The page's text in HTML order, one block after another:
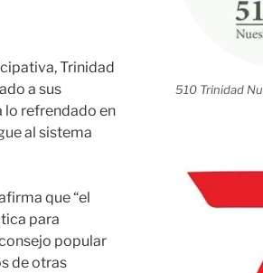
Trinidad
a sus
lo refrendado en
al sistema
que “el
para
popular
de otras
510 Trinidad